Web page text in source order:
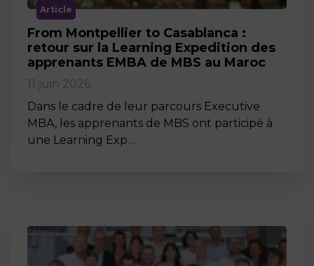
Article
From Montpellier to Casablanca :
retour sur la Learning Expedition des
apprenants EMBA de MBS au Maroc
11 juin 2026
Dans le cadre de leur parcours Executive
MBA, les apprenants de MBS ont participé à
une Learning Exp…